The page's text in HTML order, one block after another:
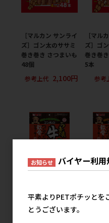
［マルカン サンライ
ズ］ゴン太のササミ
巻き巻き さつまいも
48個
参考上代 2,100円
［マル
ズ］ゴ
巻き巻
5本
参考
ズ］ゴン太のうま味
牛とつぶつぶ軟骨入
ズ］ゴ
お知らせ バイヤー利
平素よりPETポチッとを
とうございます。